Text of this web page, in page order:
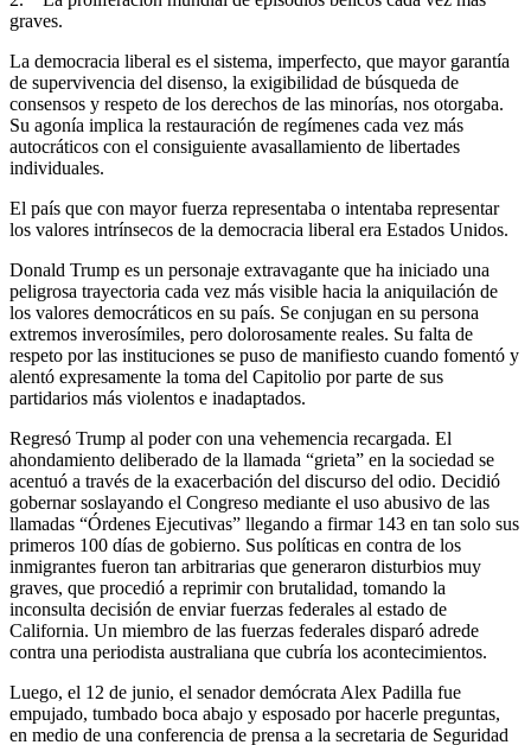
graves.
La democracia liberal es el sistema, imperfecto, que mayor garantía
de supervivencia del disenso, la exigibilidad de búsqueda de
consensos y respeto de los derechos de las minorías, nos otorgaba.
Su agonía implica la restauración de regímenes cada vez más
autocráticos con el consiguiente avasallamiento de libertades
individuales.
El país que con mayor fuerza representaba o intentaba representar
los valores intrínsecos de la democracia liberal era Estados Unidos.
Donald Trump es un personaje extravagante que ha iniciado una
peligrosa trayectoria cada vez más visible hacia la aniquilación de
los valores democráticos en su país. Se conjugan en su persona
extremos inverosímiles, pero dolorosamente reales. Su falta de
respeto por las instituciones se puso de manifiesto cuando fomentó y
alentó expresamente la toma del Capitolio por parte de sus
partidarios más violentos e inadaptados.
Regresó Trump al poder con una vehemencia recargada. El
ahondamiento deliberado de la llamada “grieta” en la sociedad se
acentuó a través de la exacerbación del discurso del odio. Decidió
gobernar soslayando el Congreso mediante el uso abusivo de las
llamadas “Órdenes Ejecutivas” llegando a firmar 143 en tan solo sus
primeros 100 días de gobierno. Sus políticas en contra de los
inmigrantes fueron tan arbitrarias que generaron disturbios muy
graves, que procedió a reprimir con brutalidad, tomando la
inconsulta decisión de enviar fuerzas federales al estado de
California. Un miembro de las fuerzas federales disparó adrede
contra una periodista australiana que cubría los acontecimientos.
Luego, el 12 de junio, el senador demócrata Alex Padilla fue
empujado, tumbado boca abajo y esposado por hacerle preguntas,
en medio de una conferencia de prensa a la secretaria de Seguridad